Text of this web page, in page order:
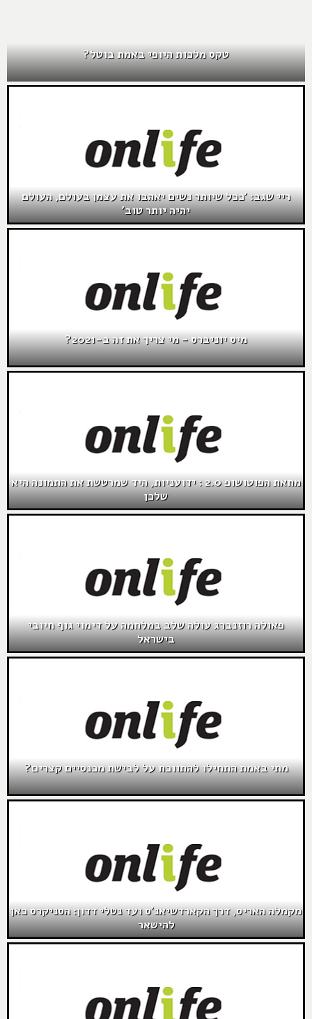
טקס מלכות היופי באמת בוטל?
ריי שגב: 'ככל שיותר נשים יאהבו את עצמן בעולם, העולם
יהיה יותר טוב'
מיס יוניברס – מי צריך את זה ב-2021?
מחאת הפוטושופ 2.0 : ידועניות, היד שמרטשת את התמונה היא
שלכן
פאולה רוזנברג עולה שלב במלחמה על דימוי גוף חיובי
בישראל
מתי באמת התחילו להתווכח על לבישת מכנסיים קצרים?
מקמלה האריס, דרך הקארדשיאנ'ס ועד נטלי דדון: הסניקרס כאן
להישאר